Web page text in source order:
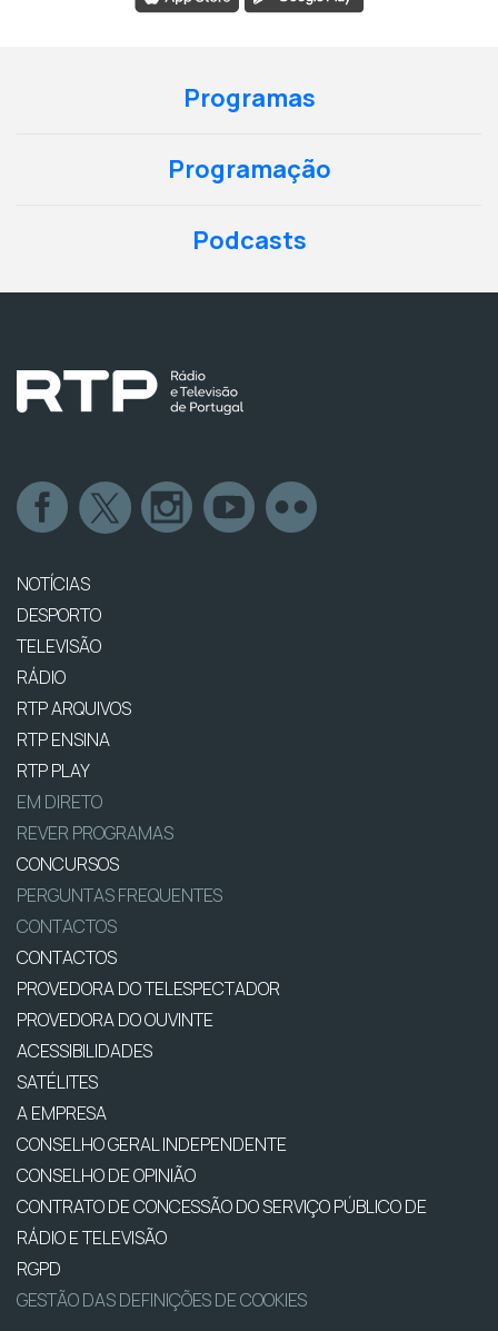
Programas
Programação
Podcasts
NOTÍCIAS
DESPORTO
TELEVISÃO
RÁDIO
RTP ARQUIVOS
RTP ENSINA
RTP PLAY
EM DIRETO
REVER PROGRAMAS
CONCURSOS
PERGUNTAS FREQUENTES
CONTACTOS
CONTACTOS
PROVEDORA DO TELESPECTADOR
PROVEDORA DO OUVINTE
ACESSIBILIDADES
SATÉLITES
A EMPRESA
CONSELHO GERAL INDEPENDENTE
CONSELHO DE OPINIÃO
CONTRATO DE CONCESSÃO DO SERVIÇO PÚBLICO DE
RÁDIO E TELEVISÃO
RGPD
GESTÃO DAS DEFINIÇÕES DE COOKIES